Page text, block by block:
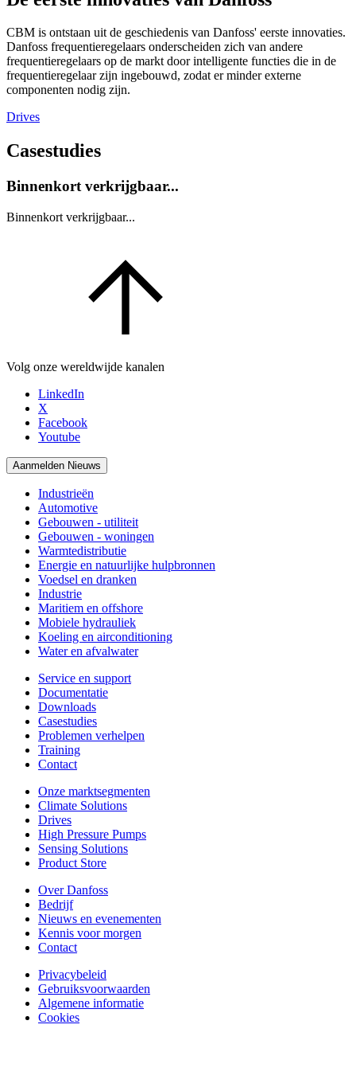
CBM is ontstaan uit de geschiedenis van Danfoss' eerste innovaties.
Danfoss frequentieregelaars onderscheiden zich van andere
frequentieregelaars op de markt door intelligente functies die in de
frequentieregelaar zijn ingebouwd, zodat er minder externe
componenten nodig zijn.
Drives
Casestudies
Binnenkort verkrijgbaar...
Binnenkort verkrijgbaar...
Volg onze wereldwijde kanalen
LinkedIn
X
Facebook
Youtube
Aanmelden Nieuws
Industrieën
Automotive
Gebouwen - utiliteit
Gebouwen - woningen
Warmtedistributie
Energie en natuurlijke hulpbronnen
Voedsel en dranken
Industrie
Maritiem en offshore
Mobiele hydrauliek
Koeling en airconditioning
Water en afvalwater
Service en support
Documentatie
Downloads
Casestudies
Problemen verhelpen
Training
Contact
Onze marktsegmenten
Climate Solutions
Drives
High Pressure Pumps
Sensing Solutions
Product Store
Over Danfoss
Bedrijf
Nieuws en evenementen
Kennis voor morgen
Contact
Privacybeleid
Gebruiksvoorwaarden
Algemene informatie
Cookies